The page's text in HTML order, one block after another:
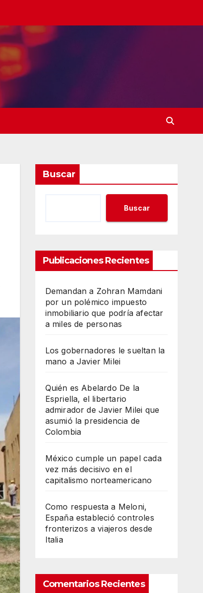
Buscar
Buscar
Publicaciones Recientes
Demandan a Zohran Mamdani
por un polémico impuesto
inmobiliario que podría afectar
a miles de personas
Los gobernadores le sueltan la
mano a Javier Milei
Quién es Abelardo De la
Espriella, el libertario
admirador de Javier Milei que
asumió la presidencia de
Colombia
México cumple un papel cada
vez más decisivo en el
capitalismo norteamericano
Como respuesta a Meloni,
España estableció controles
fronterizos a viajeros desde
Italia
Comentarios Recientes